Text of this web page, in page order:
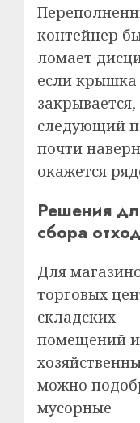
контейнер
ломает
если крышка
закрывается,
следующий
почти
окажется
Решения
сбора
Для
торговых
складских
помещений и
можно
мусорные